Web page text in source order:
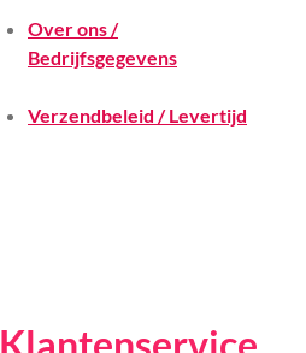
Over ons /
Bedrijfsgegevens
Verzendbeleid / Levertijd